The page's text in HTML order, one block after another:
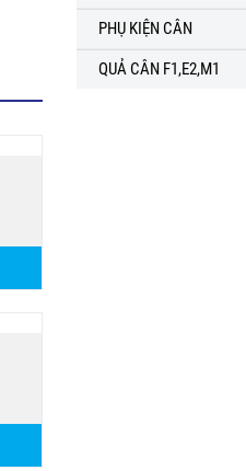
PHỤ KIỆN CÂN
QUẢ CÂN F1,E2,M1